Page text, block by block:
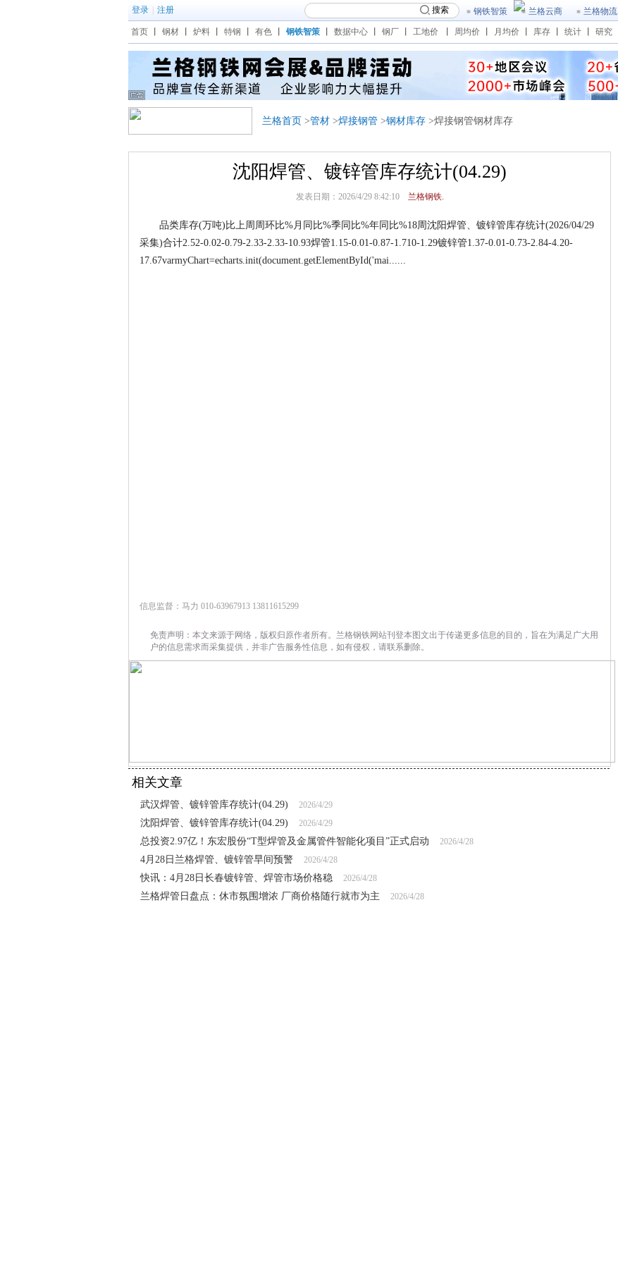
登录 注册 搜索 钢铁智策 兰格云商 兰格物流
首页 钢材 炉料 特钢 有色 钢铁智策 数据中心 钢厂 工地价 周均价 月均价 库存 统计 研究
兰格首页 >管材 >焊接钢管 >钢材库存 >焊接钢管钢材库存
沈阳焊管、镀锌管库存统计(04.29)
发表日期：2026/4/29 8:42:10兰格钢铁.
品类库存(万吨)比上周周环比%月同比%季同比%年同比%18周沈阳焊管、镀锌管库存统计(2026/04/29
采集)合计2.52-0.02-0.79-2.33-2.33-10.93焊管1.15-0.01-0.87-1.710-1.29镀锌管1.37-0.01-0.73-2.84-4.20-
17.67varmyChart=echarts.init(document.getElementById('mai......
信息监督：马力 010-63967913 13811615299
免责声明：本文来源于网络，版权归原作者所有。兰格钢铁网站刊登本图文出于传递更多信息的目的，旨在为满足广大用
户的信息需求而采集提供，并非广告服务性信息，如有侵权，请联系删除。
相关文章
武汉焊管、镀锌管库存统计(04.29) 2026/4/29
沈阳焊管、镀锌管库存统计(04.29) 2026/4/29
总投资2.97亿！东宏股份“T型焊管及金属管件智能化项目”正式启动 2026/4/28
4月28日兰格焊管、镀锌管早间预警 2026/4/28
快讯：4月28日长春镀锌管、焊管市场价格稳 2026/4/28
兰格焊管日盘点：休市氛围增浓 厂商价格随行就市为主 2026/4/28